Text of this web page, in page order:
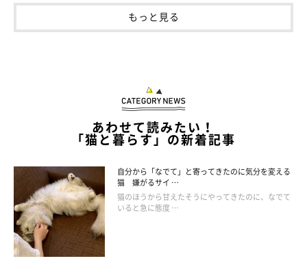
やめてしまうことがあります。どちらも愛猫の健康を考えるとよ
くないため、中断させないように注意しましょう。
もっと見る
あわせて読みたい！
「猫と暮らす」の新着記事
自分から「なでて」と寄ってきたのに気分を変える
猫 嫌がるサイ …
猫のほうから甘えたそうにやってきたのに、なでて
いると急に態度 …